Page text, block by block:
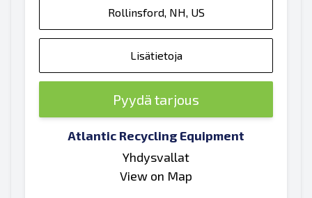
Rollinsford, NH, US
Lisätietoja
Pyydä tarjous
Atlantic Recycling Equipment
Yhdysvallat
View on Map